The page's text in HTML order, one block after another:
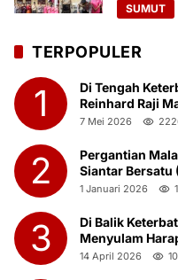
SUMUT
TERPOPULER
1
Di Tengah
Reinhard Raji
23 Bersama
7 Mei 2026
2
Pergantian
Siantar Bersatu
1 Januari 2026
3
Di Balik
Menyulam
Terlupakan
14 April 2026